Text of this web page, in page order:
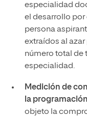
especialidad
el desarrollo por
persona
extraídos al
número total de
especialidad.
Medición de
la
objeto la